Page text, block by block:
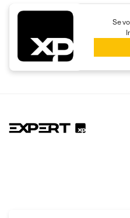
Se